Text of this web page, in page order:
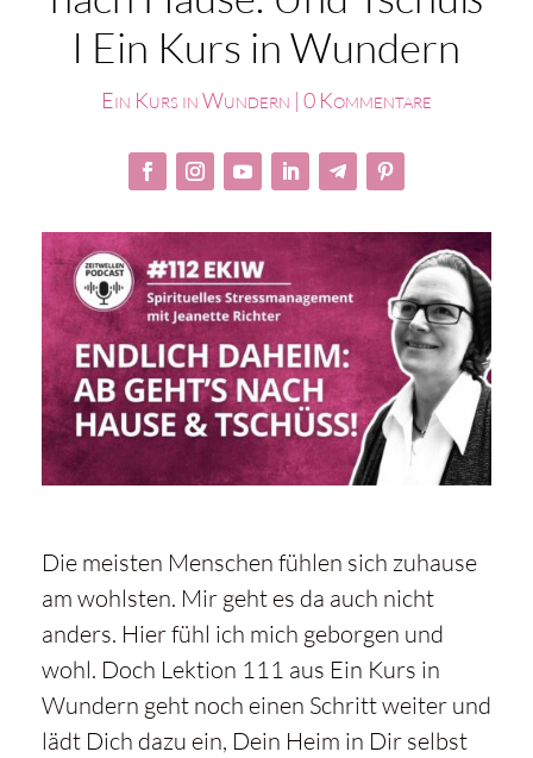
I Ein Kurs in Wundern
Ein Kurs in Wundern | 0 Kommentare
Die meisten Menschen fühlen sich zuhause
am wohlsten. Mir geht es da auch nicht
anders. Hier fühl ich mich geborgen und
wohl. Doch Lektion 111 aus Ein Kurs in
Wundern geht noch einen Schritt weiter und
lädt Dich dazu ein, Dein Heim in Dir selbst